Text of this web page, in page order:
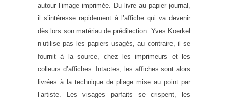
autour l’image imprimée. Du livre au papier journal,
il s’intéresse rapidement à l’affiche qui va devenir
dès lors son matériau de prédilection. Yves Koerkel
n’utilise pas les papiers usagés, au contraire, il se
fournit à la source, chez les imprimeurs et les
colleurs d’affiches. Intactes, les affiches sont alors
livrées à la technique de pliage mise au point par
l’artiste. Les visages parfaits se crispent, les